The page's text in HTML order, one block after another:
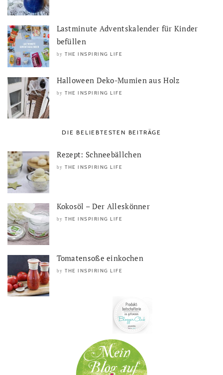
Lastminute Adventskalender für Kinder
befüllen
by THE INSPIRING LIFE
Halloween Deko-Mumien aus Holz
by THE INSPIRING LIFE
DIE BELIEBTESTEN BEITRÄGE
Rezept: Schneebällchen
by THE INSPIRING LIFE
Kokosöl – Der Alleskönner
by THE INSPIRING LIFE
Tomatensoße einkochen
by THE INSPIRING LIFE